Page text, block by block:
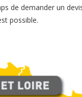
de demander un
possible.